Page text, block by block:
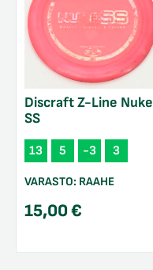
Discraft Z-Line Nuke
SS
13 5 -3 3
VARASTO: RAAHE
15,00€